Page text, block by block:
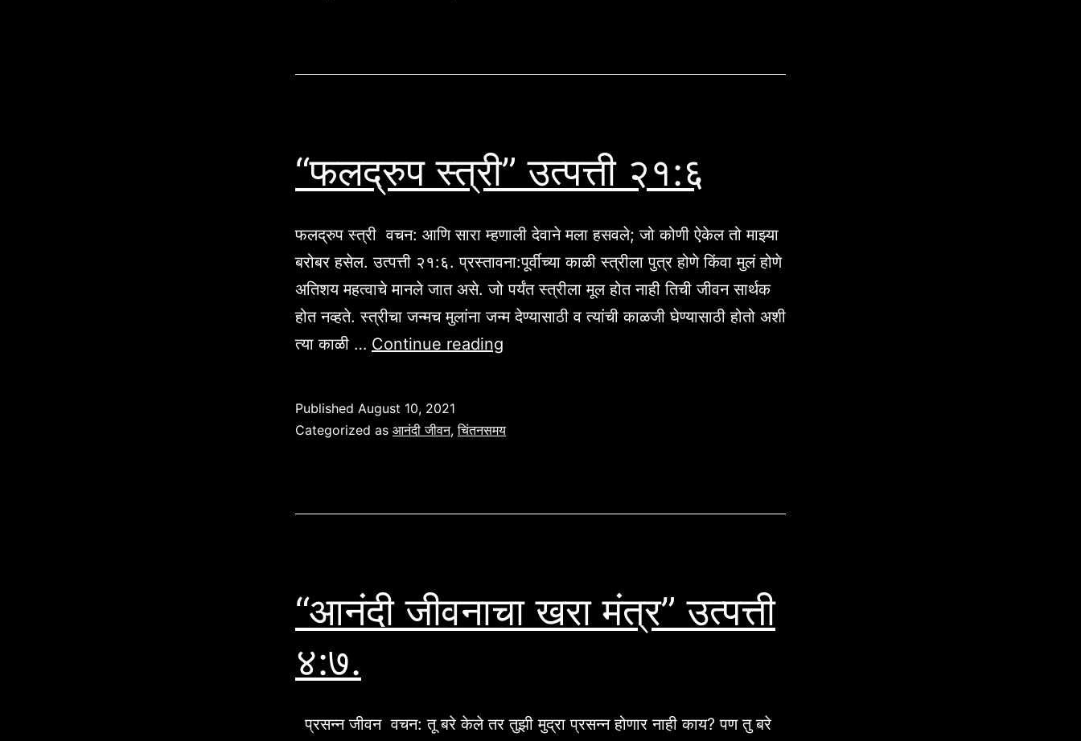
“फलद्रुप स्त्री” उत्पत्ती २१:६
फलद्रुप स्त्री वचन: आणि सारा म्हणाली देवाने मला हसवले; जो कोणी ऐकेल तो माझ्या
बरोबर हसेल. उत्पत्ती २१:६. प्रस्तावना:पूर्वीच्या काळी स्त्रीला पुत्र होणे किंवा मुलं होणे
अतिशय महत्वाचे मानले जात असे. जो पर्यंत स्त्रीला मूल होत नाही तिची जीवन सार्थक
होत नव्हते. स्त्रीचा जन्मच मुलांना जन्म देण्यासाठी व त्यांची काळजी घेण्यासाठी होतो अशी
त्या काळी … Continue reading
२१:६
Published August 10, 2021
Categorized as आनंदी जीवन,चिंतनसमय
“आनंदी जीवनाचा खरा मंत्र” उत्पत्ती
४:७.
प्रसन्न जीवन वचन: तू बरे केले तर तुझी मुद्रा प्रसन्न होणार नाही काय? पण तु बरे